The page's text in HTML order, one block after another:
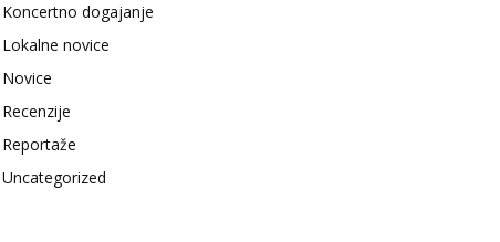
Koncertno dogajanje
Lokalne novice
Novice
Recenzije
Reportaže
Uncategorized